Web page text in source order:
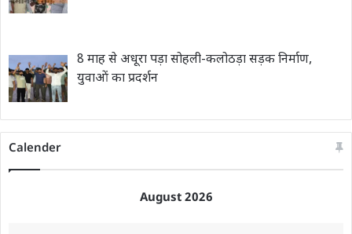
8 माह से अधूरा पड़ा सोहली-कलोठड़ा सड़क निर्माण,
युवाओं का प्रदर्शन
Calender
August 2026